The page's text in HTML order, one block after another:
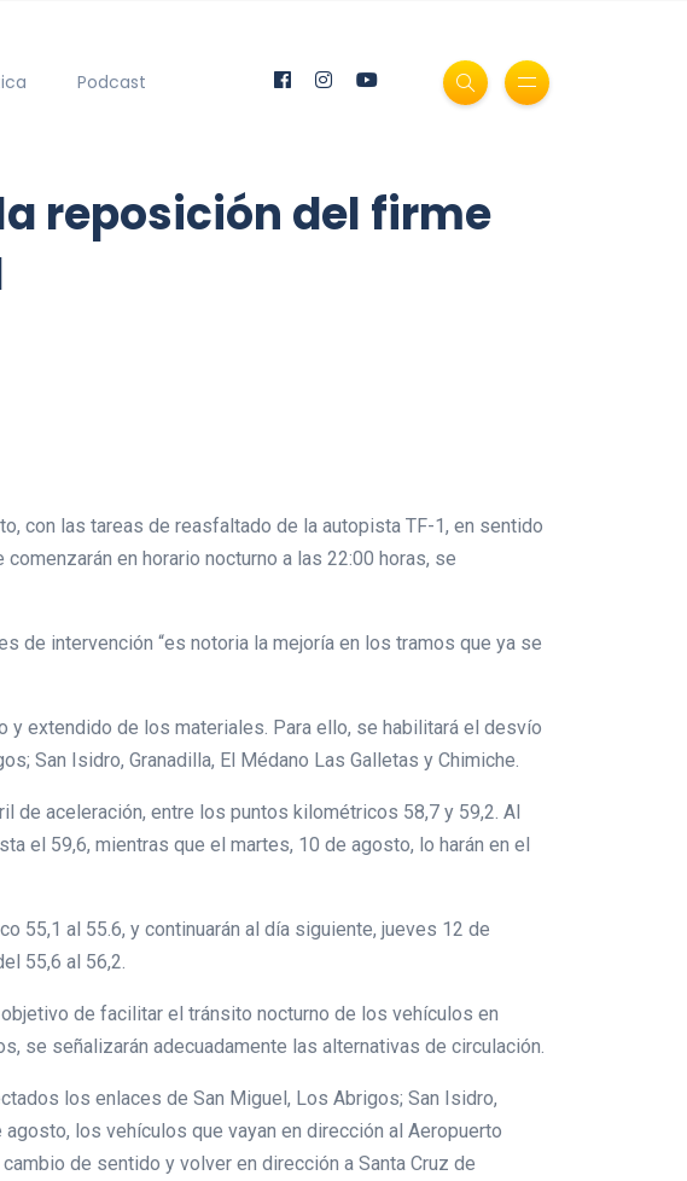
Podcast
reposición del firme
con las tareas de reasfaltado de la autopista TF-1, en sentido
en horario nocturno a las 22:00 horas, se
de intervención “es notoria la mejoría en los tramos que ya se
y extendido de los materiales. Para ello, se habilitará el desvío
San Isidro, Granadilla, El Médano Las Galletas y Chimiche.
de aceleración, entre los puntos kilométricos 58,7 y 59,2. Al
el 59,6, mientras que el martes, 10 de agosto, lo harán en el
55,1 al 55.6, y continuarán al día siguiente, jueves 12 de
55,6 al 56,2.
de facilitar el tránsito nocturno de los vehículos en
se señalizarán adecuadamente las alternativas de circulación.
los enlaces de San Miguel, Los Abrigos; San Isidro,
los vehículos que vayan en dirección al Aeropuerto
de sentido y volver en dirección a Santa Cruz de